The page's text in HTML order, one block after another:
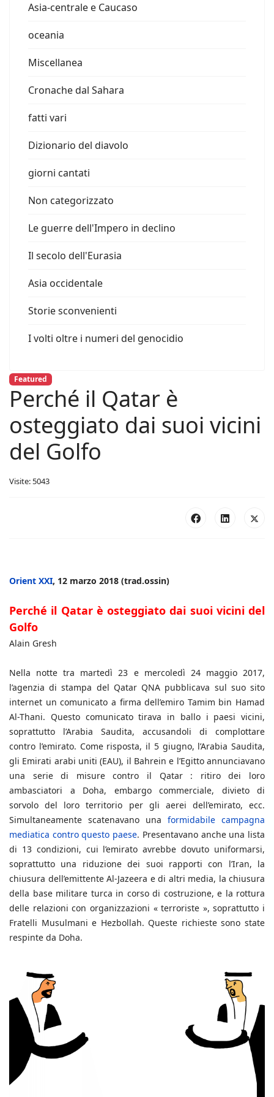
Asia-centrale e Caucaso
oceania
Miscellanea
Cronache dal Sahara
fatti vari
Dizionario del diavolo
giorni cantati
Non categorizzato
Le guerre dell'Impero in declino
Il secolo dell'Eurasia
Asia occidentale
Storie sconvenienti
I volti oltre i numeri del genocidio
Featured
Perché il Qatar è
osteggiato dai suoi vicini
del Golfo
Visite: 5043
Orient XXI, 12 marzo 2018 (trad.ossin)
Perché il Qatar è osteggiato dai suoi vicini del
Golfo
Alain Gresh
Nella notte tra martedì 23 e mercoledì 24 maggio 2017,
l’agenzia di stampa del Qatar QNA pubblicava sul suo sito
internet un comunicato a firma dell’emiro Tamim bin Hamad
Al-Thani. Questo comunicato tirava in ballo i paesi vicini,
soprattutto l’Arabia Saudita, accusandoli di complottare
contro l’emirato. Come risposta, il 5 giugno, l’Arabia Saudita,
gli Emirati arabi uniti (EAU), il Bahrein e l’Egitto annunciavano
una serie di misure contro il Qatar : ritiro dei loro
ambasciatori a Doha, embargo commerciale, divieto di
sorvolo del loro territorio per gli aerei dell’emirato, ecc.
Simultaneamente scatenavano una formidabile campagna
mediatica contro questo paese. Presentavano anche una lista
di 13 condizioni, cui l’emirato avrebbe dovuto uniformarsi,
soprattutto una riduzione dei suoi rapporti con l’Iran, la
chiusura dell’emittente Al-Jazeera e di altri media, la chiusura
della base militare turca in corso di costruzione, e la rottura
delle relazioni con organizzazioni « terroriste », soprattutto i
Fratelli Musulmani e Hezbollah. Queste richieste sono state
respinte da Doha.